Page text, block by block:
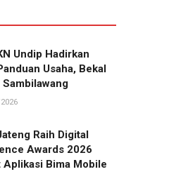
Undip Hadirkan
Usaha, Bekal
Sambilawang
Raih Digital
Awards 2026
Aplikasi Bima Mobile